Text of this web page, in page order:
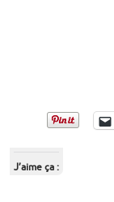
J’aime ça :